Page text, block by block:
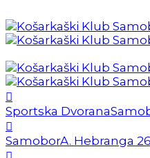
Sportska Dvorana
SamoborA. Hebranga